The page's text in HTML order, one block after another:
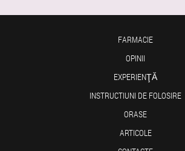
FARMACIE
OPINII
EXPERIENŢĂ
INSTRUCTIUNI DE FOLOSIRE
ORASE
ARTICOLE